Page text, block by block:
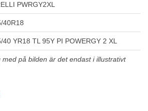
PWRGY2XL
40R18
40 YR18 TL 95Y PI POWERGY 2 XL
på bilden är det endast i illustrativt